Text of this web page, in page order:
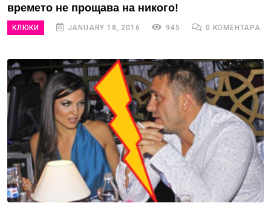
времето не прощава на никого!
КЛЮКИ JANUARY 18, 2016 945 0 КОМЕНТАРА